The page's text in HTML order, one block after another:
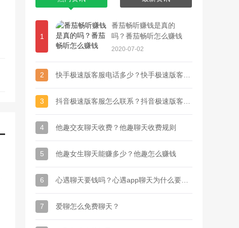
1
番茄畅听赚钱是真的
吗？番茄畅听怎么赚钱
2020-07-02
2
3
4 他趣交友聊天收费？他趣聊天收费规则
5 他趣女生聊天能赚多少？他趣怎么赚钱
6
7 爱聊怎么免费聊天？